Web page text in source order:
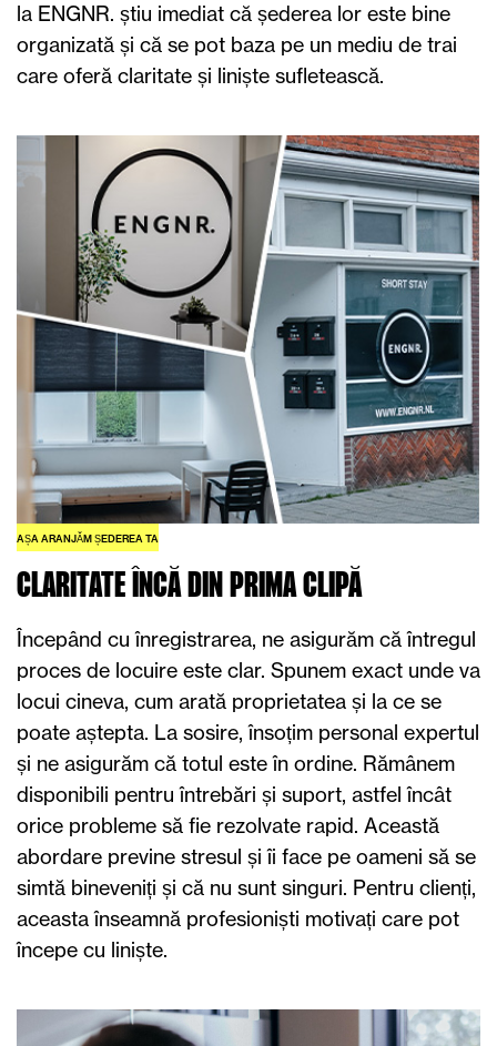
la ENGNR. știu imediat că șederea lor este bine
organizată și că se pot baza pe un mediu de trai
care oferă claritate și liniște sufletească.
AȘA ARANJĂM ȘEDEREA TA
CLARITATE ÎNCĂ DIN PRIMA CLIPĂ
Începând cu înregistrarea, ne asigurăm că întregul
proces de locuire este clar. Spunem exact unde va
locui cineva, cum arată proprietatea și la ce se
poate aștepta. La sosire, însoțim personal expertul
și ne asigurăm că totul este în ordine. Rămânem
disponibili pentru întrebări și suport, astfel încât
orice probleme să fie rezolvate rapid. Această
abordare previne stresul și îi face pe oameni să se
simtă bineveniți și că nu sunt singuri. Pentru clienți,
aceasta înseamnă profesioniști motivați care pot
începe cu liniște.